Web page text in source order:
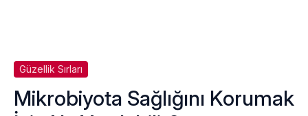
Güzellik Sırları
Mikrobiyota Sağlığını Korumak